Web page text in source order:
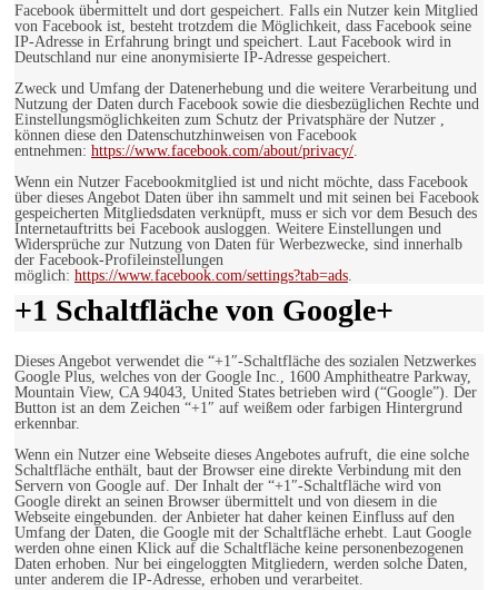
Facebook übermittelt und dort gespeichert. Falls ein Nutzer kein Mitglied
von Facebook ist, besteht trotzdem die Möglichkeit, dass Facebook seine
IP-Adresse in Erfahrung bringt und speichert. Laut Facebook wird in
Deutschland nur eine anonymisierte IP-Adresse gespeichert.
Zweck und Umfang der Datenerhebung und die weitere Verarbeitung und
Nutzung der Daten durch Facebook sowie die diesbezüglichen Rechte und
Einstellungsmöglichkeiten zum Schutz der Privatsphäre der Nutzer ,
können diese den Datenschutzhinweisen von Facebook
entnehmen: https://www.facebook.com/about/privacy/.
Wenn ein Nutzer Facebookmitglied ist und nicht möchte, dass Facebook
über dieses Angebot Daten über ihn sammelt und mit seinen bei Facebook
gespeicherten Mitgliedsdaten verknüpft, muss er sich vor dem Besuch des
Internetauftritts bei Facebook ausloggen. Weitere Einstellungen und
Widersprüche zur Nutzung von Daten für Werbezwecke, sind innerhalb
der Facebook-Profileinstellungen
möglich: https://www.facebook.com/settings?tab=ads.
+1 Schaltfläche von Google+
Dieses Angebot verwendet die “+1″-Schaltfläche des sozialen Netzwerkes
Google Plus, welches von der Google Inc., 1600 Amphitheatre Parkway,
Mountain View, CA 94043, United States betrieben wird (“Google”). Der
Button ist an dem Zeichen “+1″ auf weißem oder farbigen Hintergrund
erkennbar.
Wenn ein Nutzer eine Webseite dieses Angebotes aufruft, die eine solche
Schaltfläche enthält, baut der Browser eine direkte Verbindung mit den
Servern von Google auf. Der Inhalt der “+1″-Schaltfläche wird von
Google direkt an seinen Browser übermittelt und von diesem in die
Webseite eingebunden. der Anbieter hat daher keinen Einfluss auf den
Umfang der Daten, die Google mit der Schaltfläche erhebt. Laut Google
werden ohne einen Klick auf die Schaltfläche keine personenbezogenen
Daten erhoben. Nur bei eingeloggten Mitgliedern, werden solche Daten,
unter anderem die IP-Adresse, erhoben und verarbeitet.